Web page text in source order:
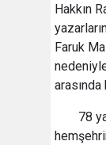
Hakkın
Faruk
arasında
78